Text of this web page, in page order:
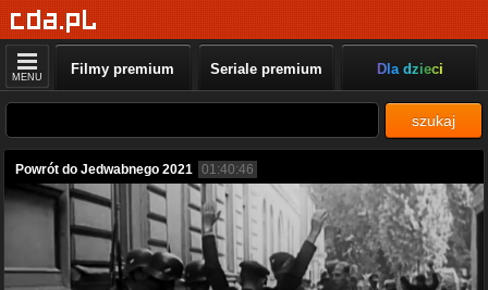
MENU Filmy premium Seriale premium Dla dzieci
szukaj
Powrót do Jedwabnego 2021 01:40:46